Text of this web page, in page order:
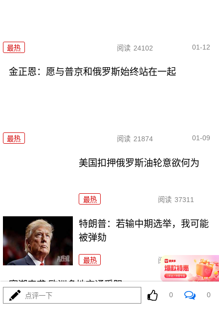
最热 阅读 24102 01-12
金正恩：愿与普京和俄罗斯始终站在一起
最热 阅读 21874 01-09
美国扣押俄罗斯油轮意欲何为
最热 阅读 37311
特朗普：若输中期选举，我可能
被弹劾
最热 阅读 19351
寒潮来袭 欧洲多地交通受阻
点评一下 0 0